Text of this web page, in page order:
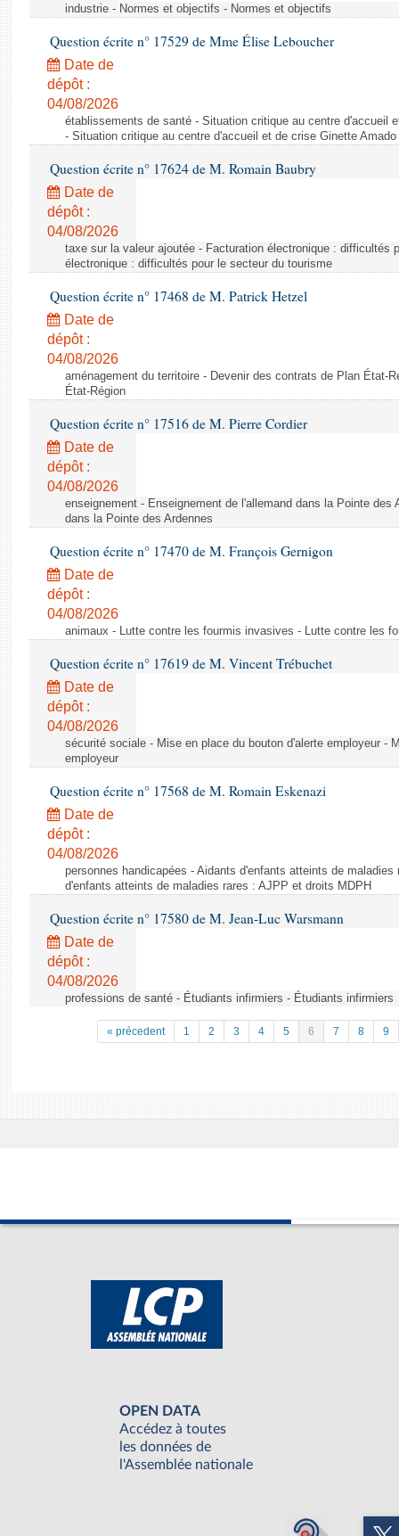
Baromètre de l’application des lois
Dossiers législatifs
Budget et sécurité sociale
Questions écrites et orales
Comptes rendus des débats
industrie - Normes et objectifs - Normes et objectifs
Question écrite n° 17529 de Mme Élise Leboucher
Date de
dépôt :
04/08/2026
établissements de santé - Situation critique au centre d'accueil
- Situation critique au centre d'accueil et de crise Ginette Amado
Question écrite n° 17624 de M. Romain Baubry
Date de
dépôt :
04/08/2026
taxe sur la valeur ajoutée - Facturation électronique : difficultés
électronique : difficultés pour le secteur du tourisme
Question écrite n° 17468 de M. Patrick Hetzel
Date de
dépôt :
04/08/2026
aménagement du territoire - Devenir des contrats de Plan État-
État-Région
Question écrite n° 17516 de M. Pierre Cordier
Date de
dépôt :
04/08/2026
enseignement - Enseignement de l'allemand dans la Pointe des
dans la Pointe des Ardennes
Question écrite n° 17470 de M. François Gernigon
Date de
dépôt :
04/08/2026
animaux - Lutte contre les fourmis invasives - Lutte contre les
Question écrite n° 17619 de M. Vincent Trébuchet
Date de
dépôt :
04/08/2026
sécurité sociale - Mise en place du bouton d'alerte employeur -
employeur
Question écrite n° 17568 de M. Romain Eskenazi
Date de
dépôt :
04/08/2026
personnes handicapées - Aidants d'enfants atteints de
d'enfants atteints de maladies rares : AJPP et droits MDPH
Question écrite n° 17580 de M. Jean-Luc Warsmann
Date de
dépôt :
04/08/2026
professions de santé - Étudiants infirmiers - Étudiants infirmiers
« précedent 1 2 3 4 5 6 7 8 9
OPEN DATA
Accédez à toutes
les données de
l'Assemblée nationale